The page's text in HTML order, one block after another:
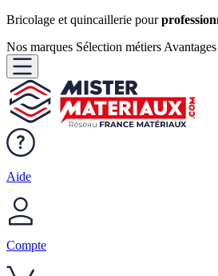
Bricolage et quincaillerie pour
Nos marques Sélection métiers
Aide
Compte